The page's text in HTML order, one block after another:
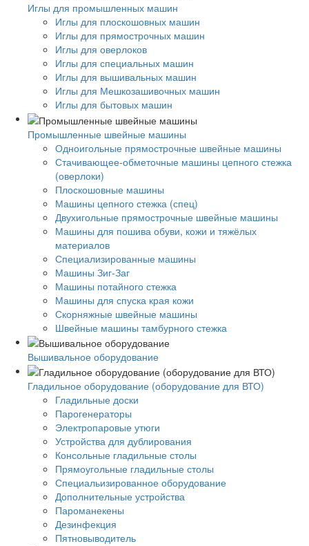
Иглы для промышленных машин
Иглы для плоскошовных машин
Иглы для прямострочных машин
Иглы для оверлоков
Иглы для специальных машин
Иглы для вышивальных машин
Иглы для Мешкозашивочных машин
Иглы для бытовых машин
Промышленные швейные машины
Одноигольные прямострочные швейные машины
Стачивающее-обметочные машины цепного стежка
(оверлоки)
Плоскошовные машины
Машины цепного стежка (спец)
Двухигольные прямострочные швейные машины
Машины для пошива обуви, кожи и тяжёлых
материалов
Специализированные машины
Машины Зиг-Заг
Машины потайного стежка
Машины для спуска края кожи
Скорняжные швейные машины
Швейные машины тамбурного стежка
Вышивальное оборудование
Гладильное оборудование (оборудование для ВТО)
Гладильные доски
Парогенераторы
Электропаровые утюги
Устройства для дублирования
Консольные гладильные столы
Прямоугольные гладильные столы
Специальизированное оборудование
Дополнительные устройства
Пароманекены
Дезинфекция
Пятновыводитель